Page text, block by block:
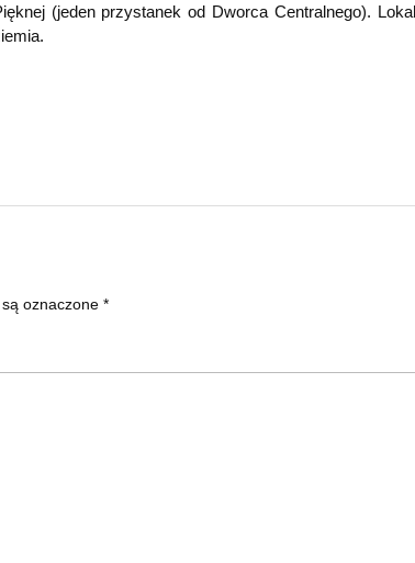
(jeden przystanek od Dworca Centralnego).
oznaczone *